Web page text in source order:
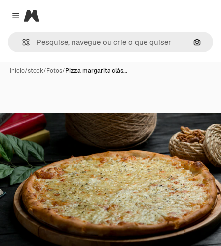
Close menu
Magnific
Início/stock/Fotos/Pizza margarita clás…